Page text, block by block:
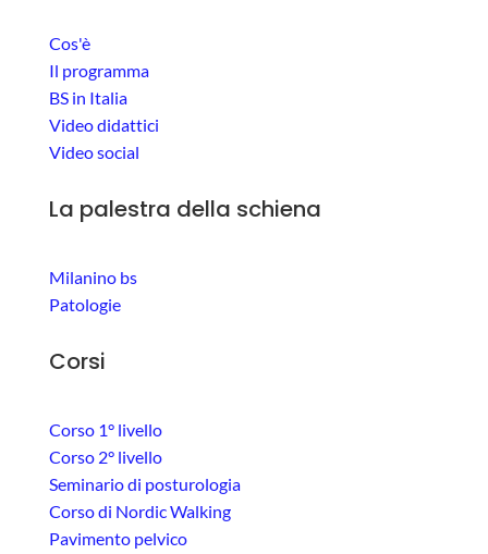
Cos'è
Il programma
BS in Italia
Video didattici
Video social
La palestra della schiena
Milanino bs
Patologie
Corsi
Corso 1° livello
Corso 2° livello
Seminario di posturologia
Corso di Nordic Walking
Pavimento pelvico